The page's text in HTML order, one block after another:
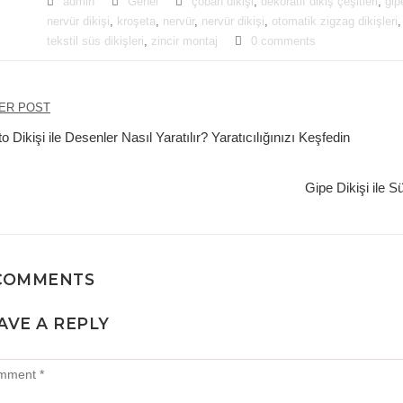
nervür dikişi, kroşeta, nervür, nervür dikişi, otomatik zigzag dikişleri,
tekstil süs dikişleri, zincir montaj 0 comments
POST
Dikişi ile Desenler Nasıl Yaratılır? Yaratıcılığınızı Keşfedin
Gipe Dikişi ile
A REPLY